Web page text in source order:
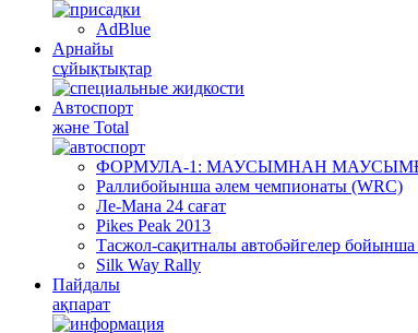
AdBlue
Арнайы
сұйықтықтар
Автоспорт
және Total
ФОРМУЛА-1: МАУСЫМНАН
Раллибойынша әлем чемпионаты (WRC)
Ле-Мана 24 сағат
Pikes Peak 2013
Тасжол-сақитналы автобәйгелер
Silk Way Rally
Пайдалы
ақпарат